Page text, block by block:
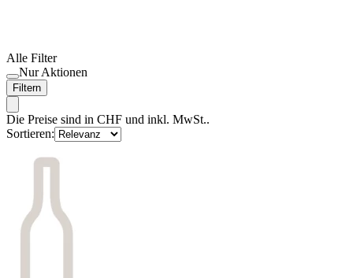
Alle Filter
Nur Aktionen
Filtern
Die Preise sind in CHF und inkl. MwSt..
Sortieren: